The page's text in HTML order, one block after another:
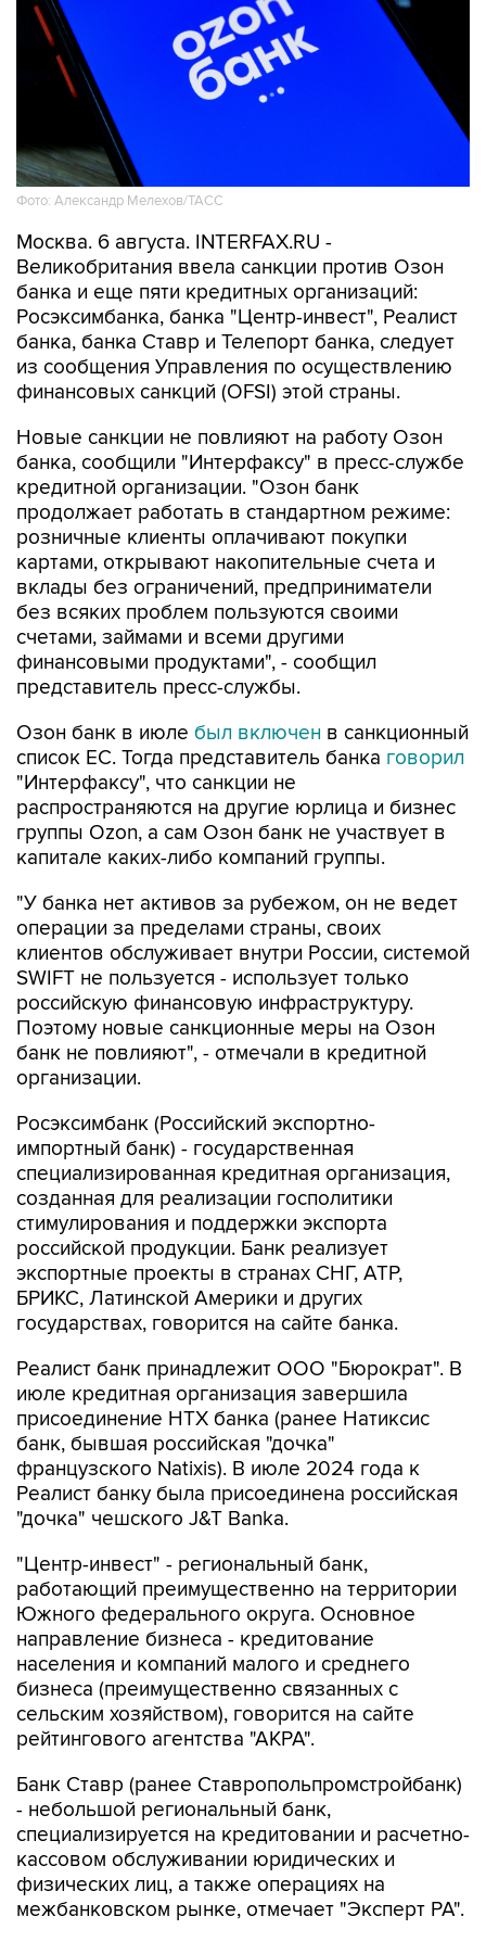
Фото: Александр Мелехов/ТАСС
Москва. 6 августа. INTERFAX.RU -
Великобритания ввела санкции против Озон
банка и еще пяти кредитных организаций:
Росэксимбанка, банка "Центр-инвест", Реалист
банка, банка Ставр и Телепорт банка, следует
из сообщения Управления по осуществлению
финансовых санкций (OFSI) этой страны.
Новые санкции не повлияют на работу Озон
банка, сообщили "Интерфаксу" в пресс-службе
кредитной организации. "Озон банк
продолжает работать в стандартном режиме:
розничные клиенты оплачивают покупки
картами, открывают накопительные счета и
вклады без ограничений, предприниматели
без всяких проблем пользуются своими
счетами, займами и всеми другими
финансовыми продуктами", - сообщил
представитель пресс-службы.
Озон банк в июле был включен в санкционный
список ЕС. Тогда представитель банка говорил
"Интерфаксу", что санкции не
распространяются на другие юрлица и бизнес
группы Ozon, а сам Озон банк не участвует в
капитале каких-либо компаний группы.
"У банка нет активов за рубежом, он не ведет
операции за пределами страны, своих
клиентов обслуживает внутри России, системой
SWIFT не пользуется - использует только
российскую финансовую инфраструктуру.
Поэтому новые санкционные меры на Озон
банк не повлияют", - отмечали в кредитной
организации.
Росэксимбанк (Российский экспортно-
импортный банк) - государственная
специализированная кредитная организация,
созданная для реализации госполитики
стимулирования и поддержки экспорта
российской продукции. Банк реализует
экспортные проекты в странах СНГ, АТР,
БРИКС, Латинской Америки и других
государствах, говорится на сайте банка.
Реалист банк принадлежит ООО "Бюрократ". В
июле кредитная организация завершила
присоединение НТХ банка (ранее Натиксис
банк, бывшая российская "дочка"
французского Natixis). В июле 2024 года к
Реалист банку была присоединена российская
"дочка" чешского J&T Banka.
"Центр-инвест" - региональный банк,
работающий преимущественно на территории
Южного федерального округа. Основное
направление бизнеса - кредитование
населения и компаний малого и среднего
бизнеса (преимущественно связанных с
сельским хозяйством), говорится на сайте
рейтингового агентства "АКРА".
Банк Ставр (ранее Ставропольпромстройбанк)
- небольшой региональный банк,
специализируется на кредитовании и расчетно-
кассовом обслуживании юридических и
физических лиц, а также операциях на
межбанковском рынке, отмечает "Эксперт РА".